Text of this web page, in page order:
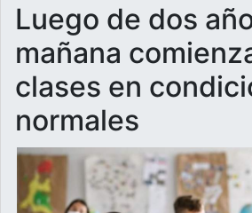
Luego de dos
mañana
clases en
normales